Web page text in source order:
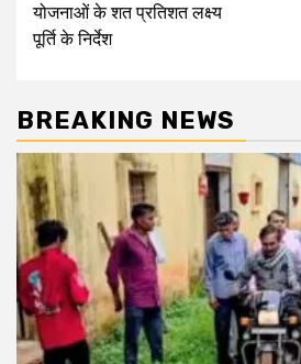
योजनाओं के शत प्रतिशत लक्ष्‍य
पूर्ति के निर्देश
BREAKING NEWS